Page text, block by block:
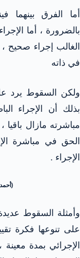
أما الفرق
بالضرورة ، أما
الغالب إجراء صحيح
في ذاته
ولكن السقوط يرد
بذلك أن الإجراء
مباشرته مازال
الحق في مباشرة
الإجراء .
وأمثلة السقوط
على تنوعها فكرة
الإجرائي بمدة